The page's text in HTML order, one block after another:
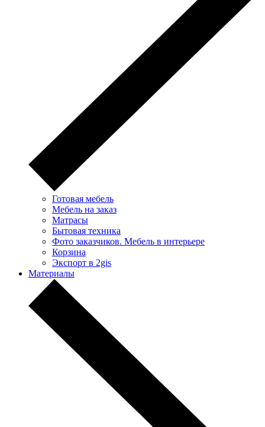
Готовая мебель
Мебель на заказ
Матрасы
Бытовая техника
Фото заказчиков. Мебель в интерьере
Корзина
Экспорт в 2gis
Материалы